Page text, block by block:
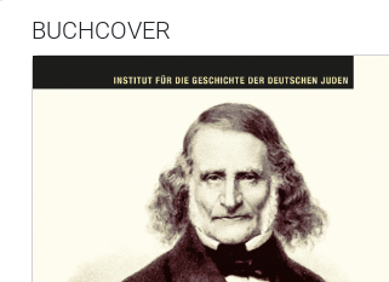
BUCHCOVER